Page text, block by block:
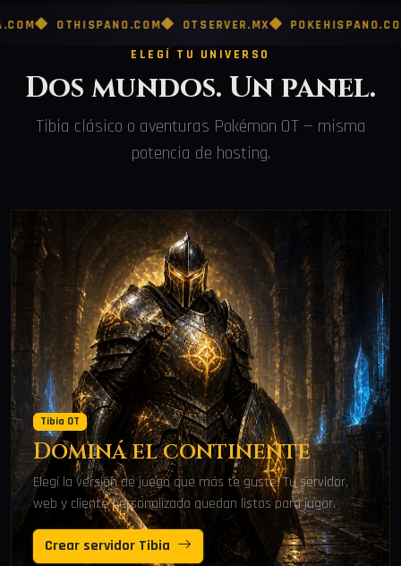
OTHISPANO.COM OTSERVER.MX POKEHISPANO.COM
ELEGÍ TU UNIVERSO
Dos mundos. Un panel.
Tibia clásico o aventuras Pokémon OT — misma
potencia de hosting.
Tibia OT
Dominá el continente
Elegí la versión de juego que más te guste. Tu servidor,
web y cliente personalizado quedan listos para jugar.
Crear servidor Tibia